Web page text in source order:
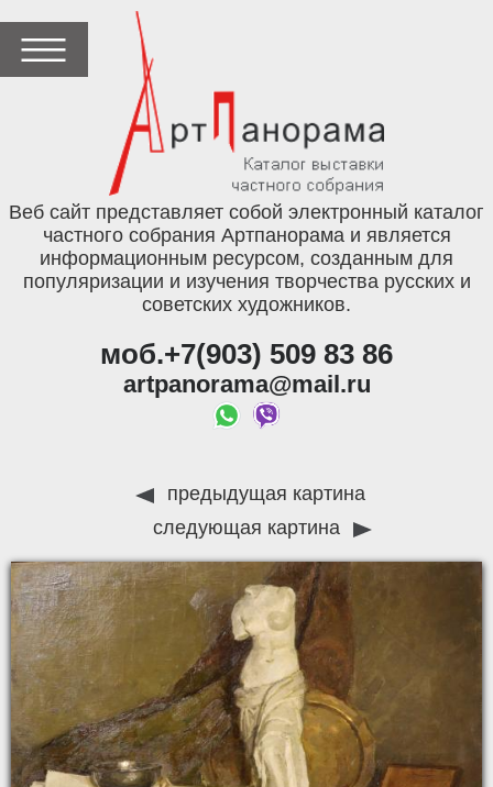
Веб сайт представляет собой электронный каталог
частного собрания Артпанорама и является
информационным ресурсом, созданным для
популяризации и изучения творчества русских и
советских художников.
моб.+7(903) 509 83 86
artpanorama@mail.ru
предыдущая картина
следующая картина